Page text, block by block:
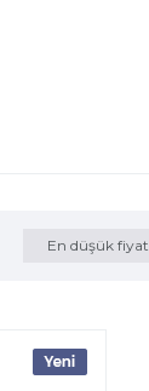
En düşük fiyat